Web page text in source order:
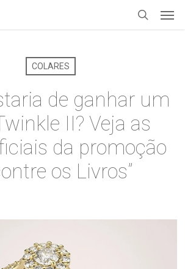
COLARES
de ganhar um
II? Veja as
da promoção
os Livros”